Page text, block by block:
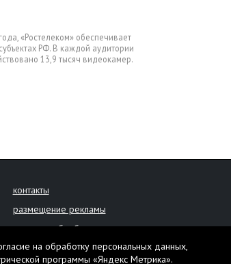
«Ростелеком» обеспечивает
РФ. В каждой аудитории
13,9 тысяч видеокамер.
контакты
размещение рекламы
политика обработки персональных данных
Настоящий ресурс может содержать материалы 16+.
на обработку персональных данных,
программы «Яндекс Метрика».